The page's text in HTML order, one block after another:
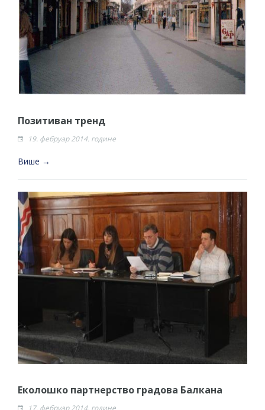
Позитиван тренд
19. фебруар 2014. године
Више →
Еколошко партнерство градова Балкана
17. фебруар 2014. године